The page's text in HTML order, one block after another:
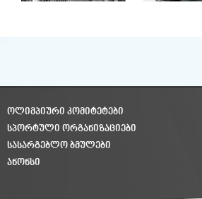
ᲝᲚᲘᲛᲞᲘᲣᲠᲘ ᲙᲝᲛᲘᲢᲔᲢᲔᲑᲘ
ᲡᲞᲝᲠᲢᲣᲚᲘ ᲝᲠᲒᲐᲜᲘᲖᲐᲪᲘᲔᲑᲘ
ᲡᲐᲡᲐᲠᲒᲔᲑᲚᲝ ᲑᲛᲣᲚᲔᲑᲘ
ᲐᲜᲝᲜᲡᲘ